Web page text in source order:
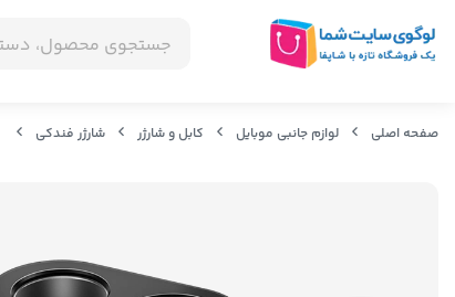
صفحه اصلی لوازم جانبی موبایل کابل و شارژر شارژر فندکی